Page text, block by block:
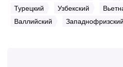
Турецкий
Узбекский
Валлийский
Западнофризский